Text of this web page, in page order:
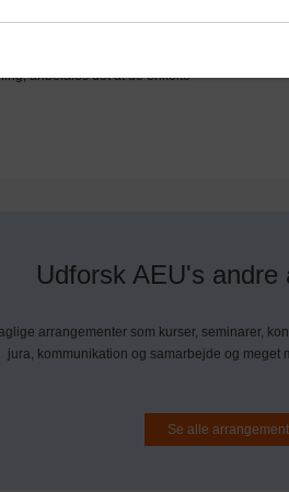
f.eks. forskerens opfattelse af
anbefales det at de enkelte
Udforsk AEU's andre
arrangementer som kurser, seminarer,
jura, kommunikation og samarbejde og meget
Se alle